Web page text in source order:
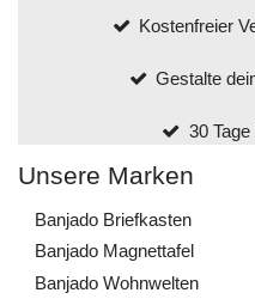
Kostenfreier
Gestalte
30
Unsere Marken
Banjado Briefkasten
Banjado Magnettafel
Banjado Wohnwelten